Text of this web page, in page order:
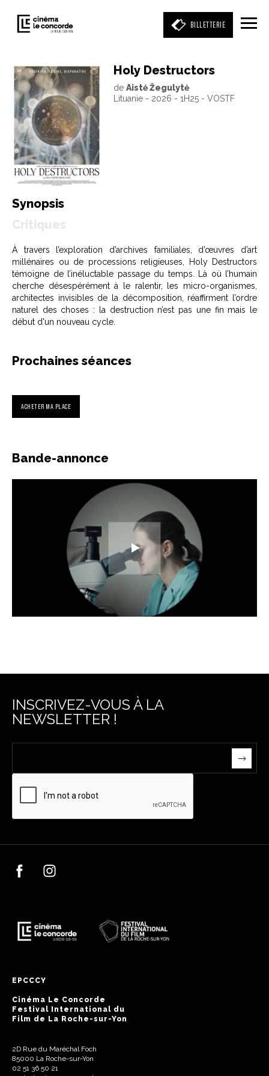
BILLETTERIE
Entrez votre mot clé
(film, réalisateur, acteur, événement)
Holy Destructors
de Aistė Žegulytė
Lituanie - 2026 - 1H25 - VOSTF
Synopsis
À travers l’exploration d’archives familiales, d’œuvres d’art
millénaires ou de processions religieuses, Holy Destructors
témoigne de l’inéluctable passage du temps. Là où l’humain
cherche désespérément à le ralentir, les micro-organismes,
architectes invisibles de la décomposition, réaffirment l’ordre
naturel des choses : la destruction n’est pas une fin mais le
début d'un nouveau cycle.
Prochaines séances
ACHETER MA PLACE
Bande-annonce
INSCRIVEZ-VOUS À LA
NEWSLETTER !
EPCCCY
Cinéma Le Concorde
Festival International du
Film de La Roche-sur-Yon
2D Rue du Maréchal Foch
85000 La Roche-sur-Yon
02 51 36 50 21